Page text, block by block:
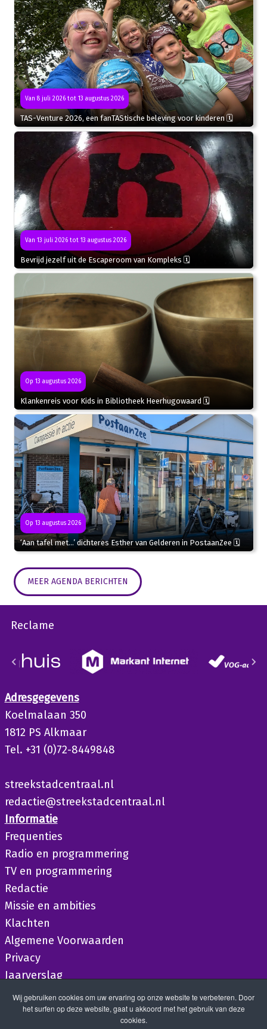
Van 8 juli 2026 tot 13 augustus 2026
TAS-Venture 2026, een fanTAStische beleving voor kinderen 🗓
Van 13 juli 2026 tot 13 augustus 2026
Bevrijd jezelf uit de Escaperoom van Kompleks 🗓
Op 13 augustus 2026
Klankenreis voor Kids in Bibliotheek Heerhugowaard 🗓
Op 13 augustus 2026
‘Aan tafel met…’ dichteres Esther van Gelderen in PostaanZee 🗓
MEER AGENDA BERICHTEN
Reclame
Adresgegevens
Koelmalaan 350
1812 PS Alkmaar
Tel. +31 (0)72-8449848
streekstadcentraal.nl
redactie@streekstadcentraal.nl
Informatie
Frequenties
Radio en programmering
TV en programmering
Redactie
Missie en ambities
Klachten
Algemene Voorwaarden
Privacy
Jaarverslag
Wij gebruiken cookies om uw ervaring op onze website te verbeteren. Door
het surfen op deze website, gaat u akkoord met het gebruik van deze
cookies.